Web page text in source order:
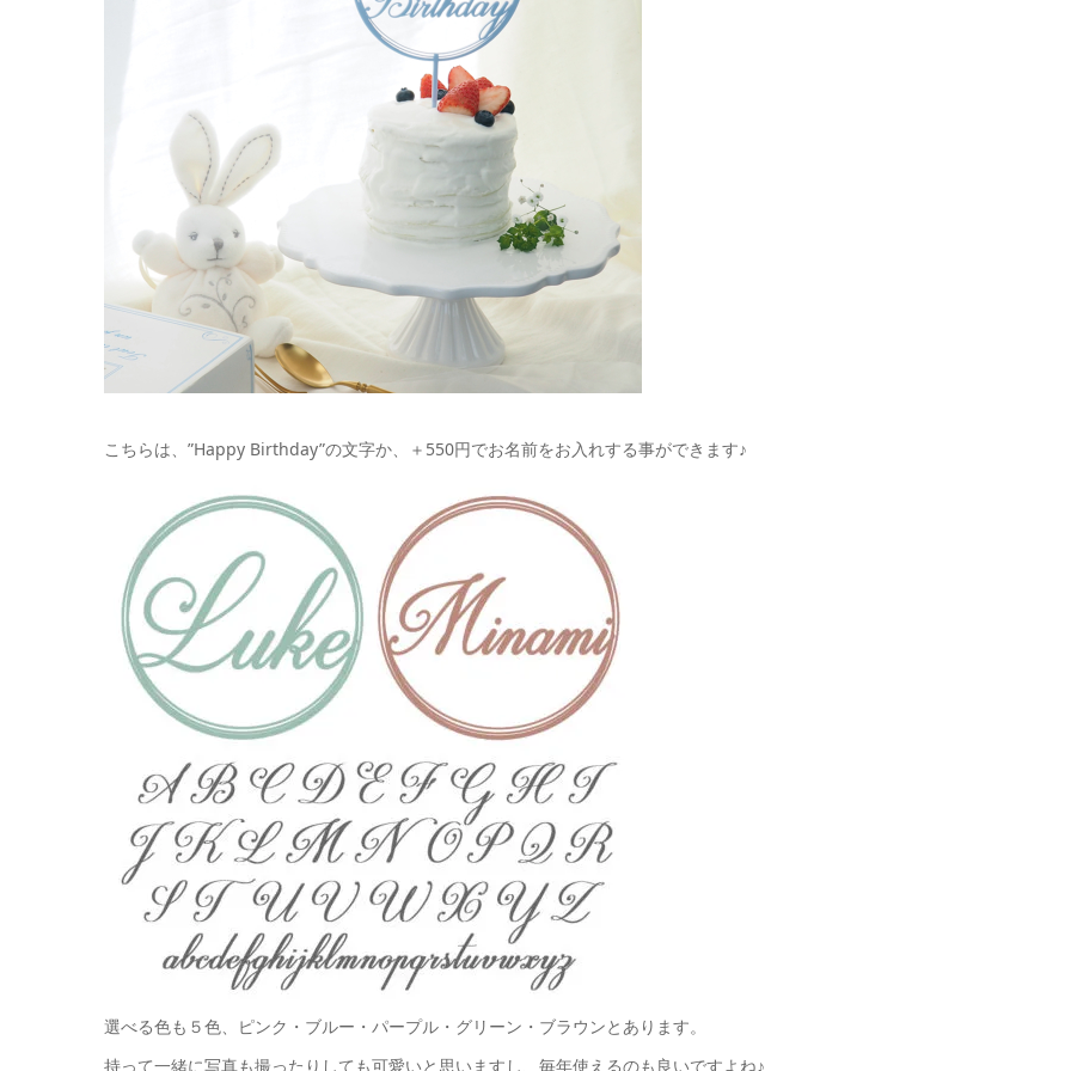
こちらは、”Happy Birthday”の文字か、＋550円でお名前をお入れする事ができます♪
選べる色も５色、ピンク・ブルー・パープル・グリーン・ブラウンとあります。
持って一緒に写真も撮ったりしても可愛いと思いますし、毎年使えるのも良いですよね♪